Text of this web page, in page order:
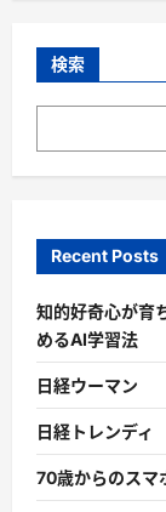
検索
Recent Posts
知的好奇心が育
めるAI学習法
日経ウーマン
日経トレンディ
70歳からのスマ